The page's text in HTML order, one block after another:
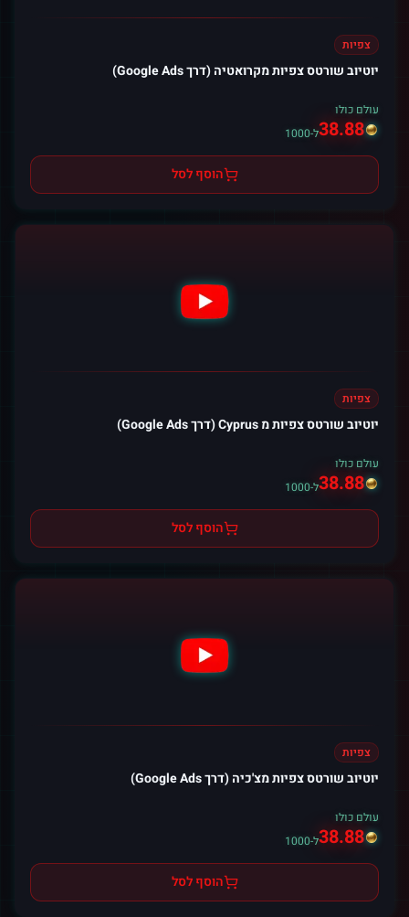
צפיות
יוטיוב שורטס צפיות מקרואטיה (דרך Google Ads)
עולם כולו
38.88ל-1000
הוסף לסל
צפיות
יוטיוב שורטס צפיות מ Cyprus (דרך Google Ads)
עולם כולו
38.88ל-1000
הוסף לסל
צפיות
יוטיוב שורטס צפיות מצ'כיה (דרך Google Ads)
עולם כולו
38.88ל-1000
הוסף לסל